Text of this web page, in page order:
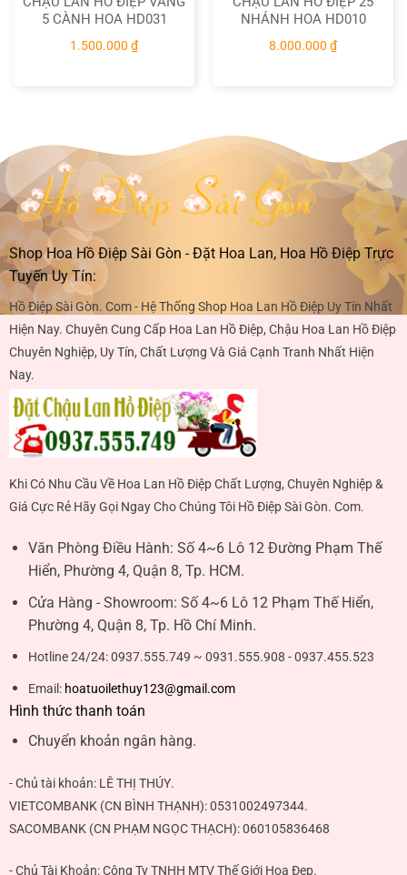
5 CÀNH HOA HD031
1.500.000 ₫
NHÁNH HOA HD010
8.000.000 ₫
Shop Hoa Hồ Điệp Sài Gòn - Đặt Hoa Lan, Hoa Hồ Điệp Trực
Tuyến Uy Tín:
Hồ Điệp Sài Gòn. Com - Hệ Thống Shop Hoa Lan Hồ Điệp Uy Tín Nhất
Hiện Nay. Chuyên Cung Cấp Hoa Lan Hồ Điệp, Chậu Hoa Lan Hồ Điệp
Chuyên Nghiệp, Uy Tín, Chất Lượng Và Giá Cạnh Tranh Nhất Hiện
Nay.
Khi Có Nhu Cầu Về Hoa Lan Hồ Điệp Chất Lượng, Chuyên Nghiệp &
Giá Cực Rẻ Hãy Gọi Ngay Cho Chúng Tôi Hồ Điệp Sài Gòn. Com.
Văn Phòng Điều Hành: Số 4~6 Lô 12 Đường Phạm Thế
Hiển, Phường 4, Quận 8, Tp. HCM.
Cửa Hàng - Showroom: Số 4~6 Lô 12 Phạm Thế Hiển,
Phường 4, Quận 8, Tp. Hồ Chí Minh.
Hotline 24/24:0937.555.749 ~ 0931.555.908 - 0937.455.523
Email: hoatuoilethuy123@gmail.com
Hình thức thanh toán
Chuyển khoản ngân hàng.
- Chủ tài khoản: LÊ THỊ THÚY.
VIETCOMBANK (CN BÌNH THẠNH):0531002497344.
SACOMBANK (CN PHẠM NGỌC THẠCH):060105836468
- Chủ Tài Khoản: Công Ty TNHH MTV Thế Giới Hoa Đẹp.